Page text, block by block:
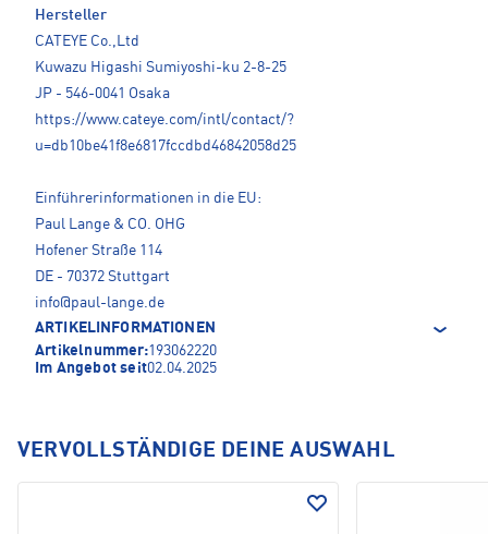
Hersteller
CATEYE Co.,Ltd
Kuwazu Higashi Sumiyoshi-ku 2-8-25
JP - 546-0041 Osaka
https://www.cateye.com/intl/contact/?
u=db10be41f8e6817fccdbd46842058d25
Einführerinformationen in die EU:
Paul Lange & CO. OHG
Hofener Straße 114
DE - 70372 Stuttgart
info@paul-lange.de
ARTIKELINFORMATIONEN
Artikelnummer:193062220
Im Angebot seit02.04.2025
VERVOLLSTÄNDIGE DEINE AUSWAHL